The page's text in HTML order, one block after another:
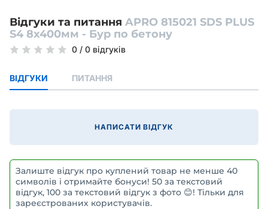
Відгуки та питання APRO 815021 SDS PLUS
S4 8x400мм - Бур по бетону
0 / 0 відгуків
ВІДГУКИ ПИТАННЯ
НАПИСАТИ ВІДГУК
Залиште відгук про куплений товар не менше 40
символів і отримайте бонуси! 50 за текстовий
відгук, 100 за текстовий відгук з фото 😊! Тільки для
зареєстрованих користувачів.